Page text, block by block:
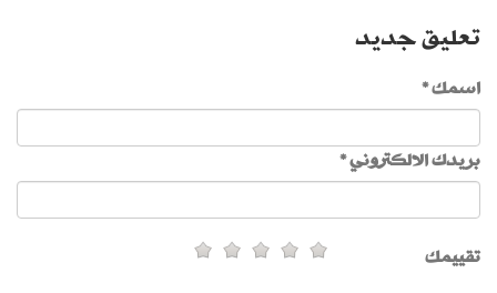
تعليق جديد
اسمك *
بريدك الالكتروني *
تقييمك